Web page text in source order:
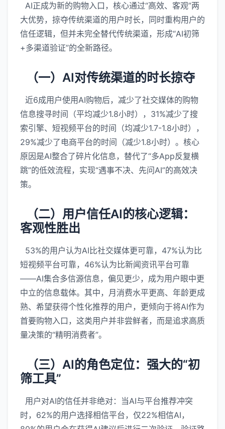
AI正成为新的购物入口，核心通过“高效、客观”两
大优势，掠夺传统渠道的用户时长，同时重构用户的
信任逻辑，但并未完全替代传统渠道，形成“AI初筛
+多渠道验证”的全新路径。
（一）AI对传统渠道的时长掠夺
近6成用户使用AI购物后，减少了社交媒体的购物
信息搜寻时间（平均减少1.8小时），31%减少了搜
索引擎、短视频平台的时间（均减少1.7-1.8小时），
29%减少了电商平台的时间（减少1.8小时）。核心
原因是AI整合了碎片化信息，替代了“多App反复横
跳”的低效流程，实现“遇事不决、先问AI”的高效决
策。
（二）用户信任AI的核心逻辑：
客观性胜出
53%的用户认为AI比社交媒体更可靠，47%认为比
短视频平台可靠，46%认为比新闻资讯平台可靠
——AI集合多信源信息，偏见更少，成为用户眼中更
中立的信息载体。其中，月消费水平更高、年龄更成
熟、希望获得个性化推荐的用户，更倾向于将AI作为
首要购物入口，这类用户并非尝鲜者，而是追求高质
量决策的“精明消费者”。
（三）AI的角色定位：强大的“初
筛工具”
用户对AI的信任并非绝对：当AI与平台推荐冲突
时，62%的用户选择相信平台，仅22%相信AI，